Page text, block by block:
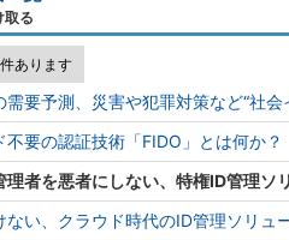
取る
あります
需要予測、災害や犯罪対策など“社会
不要の認証技術「FIDO」とは何か？
理者を悪者にしない、特権ID管理ソ
ない、クラウド時代のID管理ソリュ